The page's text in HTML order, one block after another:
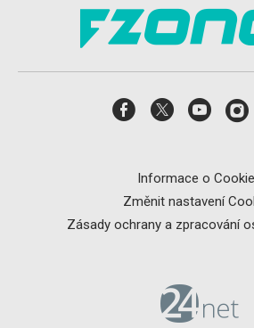
Informace o
Změnit nastavení
Zásady ochrany a zpracování